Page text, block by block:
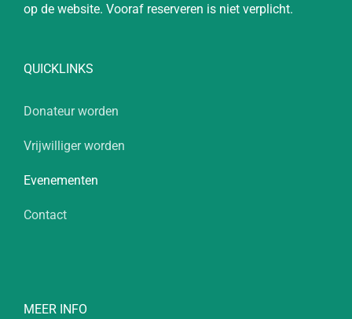
op de website. Vooraf reserveren is niet verplicht.
QUICKLINKS
Donateur worden
Vrijwilliger worden
Evenementen
Contact
MEER INFO